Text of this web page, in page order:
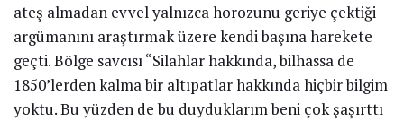
ateş almadan evvel yalnızca horozunu geriye çektiği
argümanını araştırmak üzere kendi başına harekete
geçti. Bölge savcısı “Silahlar hakkında, bilhassa de
1850’lerden kalma bir altıpatlar hakkında hiçbir bilgim
yoktu. Bu yüzden de bu duyduklarım beni çok şaşırttı